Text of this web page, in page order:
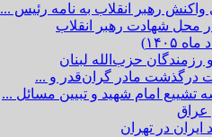
واکنش رهبر انقلاب به نامه رئیس ...
محل شهادت رهبر انقلاب
۱۴۰۵)
رزمندگان حزب‌الله لبنان
درگذشت مادر گران‌قدر و ...
تشییع امام شهید و تبیین مسائل ...
عراق
در تهران